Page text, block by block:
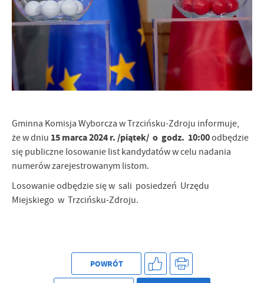
Gminna Komisja Wyborcza w Trzcińsku-Zdroju informuje,
że w dniu 15 marca 2024 r. /piątek/ o godz. 10:00odbędzie
się publiczne losowanie list kandydatów w celu nadania
numerów zarejestrowanym listom.
Losowanie odbędzie się w sali posiedzeń Urzędu
Miejskiego w Trzcińsku-Zdroju.
POWRÓT
Firmy te działają w charakterze pośredników prezentujących nasze
treści w postaci wiadomości, ofert, komunikatów mediów
społecznościowych.